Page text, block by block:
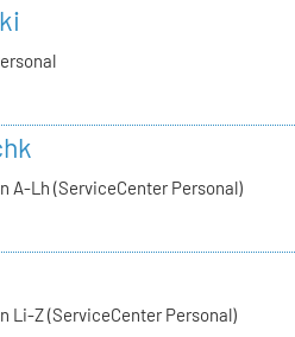
A-Lh (ServiceCenter Personal)
Li-Z (ServiceCenter Personal)